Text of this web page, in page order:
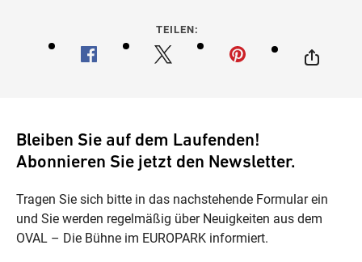
TEILEN:
Bleiben Sie auf dem Laufenden!
Abonnieren Sie jetzt den Newsletter.
Tragen Sie sich bitte in das nachstehende Formular ein
und Sie werden regelmäßig über Neuigkeiten aus dem
OVAL – Die Bühne im EUROPARK informiert.